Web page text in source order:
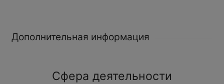
Дополнительная информация
Сфера деятельности